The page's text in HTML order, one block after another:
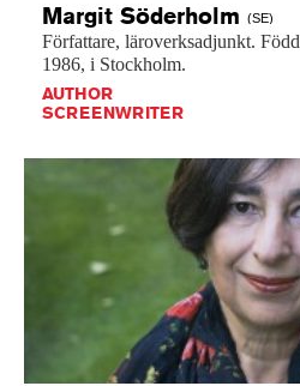
Margit Söderholm (SE)
Författare, läroverksadjunkt. Född
1986, i Stockholm.
AUTHOR
SCREENWRITER